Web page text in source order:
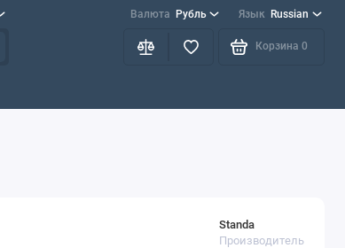
Валюта Рубль Язык Russian
Корзина 0
Standa
Производитель